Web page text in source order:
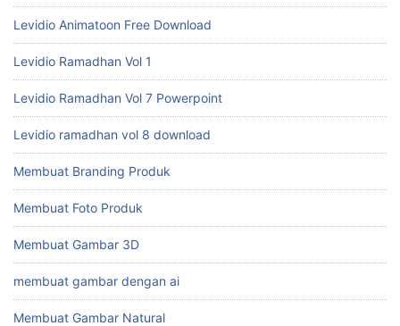
Levidio Animatoon Free Download
Levidio Ramadhan Vol 1
Levidio Ramadhan Vol 7 Powerpoint
Levidio ramadhan vol 8 download
Membuat Branding Produk
Membuat Foto Produk
Membuat Gambar 3D
membuat gambar dengan ai
Membuat Gambar Natural